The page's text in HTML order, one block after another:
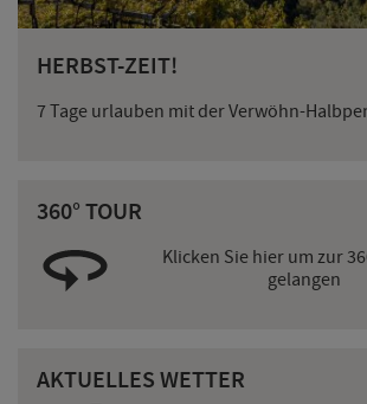
HERBST-ZEIT!
7 Tage urlauben mit der Verwöhn-
360° TOUR
Klicken Sie hier um zur
gelangen
AKTUELLES WETTER